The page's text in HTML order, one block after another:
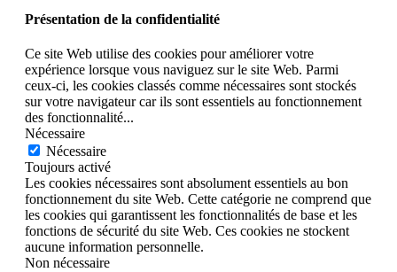
Présentation de la confidentialité
Ce site Web utilise des cookies pour améliorer votre
expérience lorsque vous naviguez sur le site Web. Parmi
ceux-ci, les cookies classés comme nécessaires sont stockés
sur votre navigateur car ils sont essentiels au fonctionnement
des fonctionnalité...
Nécessaire
Nécessaire
Toujours activé
Les cookies nécessaires sont absolument essentiels au bon
fonctionnement du site Web. Cette catégorie ne comprend que
les cookies qui garantissent les fonctionnalités de base et les
fonctions de sécurité du site Web. Ces cookies ne stockent
aucune information personnelle.
Non nécessaire